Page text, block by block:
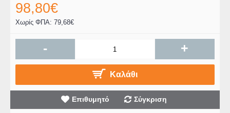
98,80€
Χωρίς ΦΠΑ: 79,68€
- +
Καλάθι
Επιθυμητό Σύγκριση